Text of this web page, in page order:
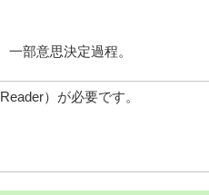
一部意思決定過程。
）が必要です。